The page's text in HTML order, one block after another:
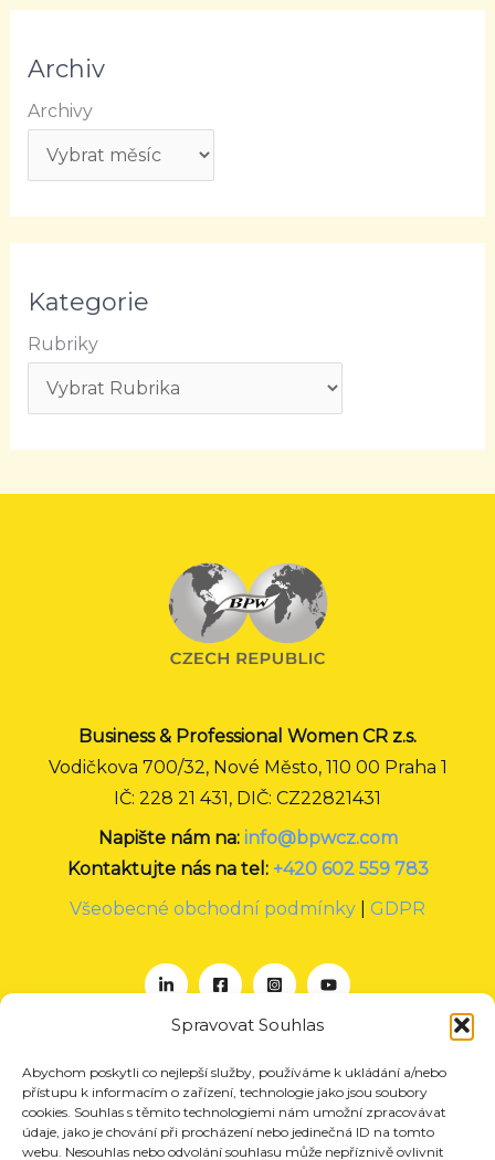
Spravovat Souhlas
Abychom poskytli co nejlepší služby, používáme k ukládání a/nebo
přístupu k informacím o zařízení, technologie jako jsou soubory
cookies. Souhlas s těmito technologiemi nám umožní zpracovávat
údaje, jako je chování při procházení nebo jedinečná ID na tomto
webu. Nesouhlas nebo odvolání souhlasu může nepříznivě ovlivnit
Archiv
Archivy
Kategorie
Rubriky
Business & Professional Women CR z.s.
Vodičkova 700/32, Nové Město, 110 00 Praha 1
IČ: 228 21 431, DIČ: CZ22821431
Napište nám na: info@bpwcz.com
Kontaktujte nás na tel: +420 602 559 783
Všeobecné obchodní podmínky
GDPR
O nás
Projekty
Členství